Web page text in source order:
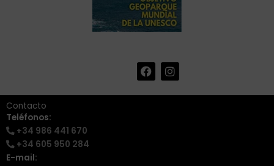
F
a
e
I
n
t
Contacto
Teléfonos:
+34 986 441 670
+34 605 950 284
E-mail: